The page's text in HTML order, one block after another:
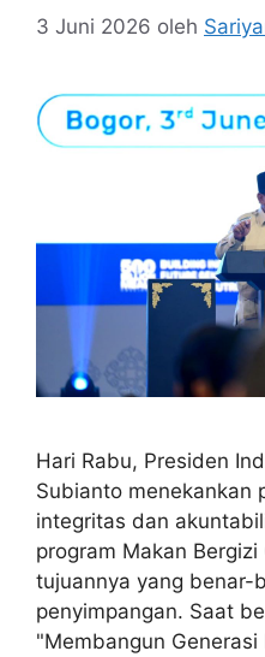
3 Juni 2026 oleh
Hari Rabu, Presiden
Subianto menekankan
integritas dan
program Makan
tujuannya yang benar-
penyimpangan. Saat
"Membangun